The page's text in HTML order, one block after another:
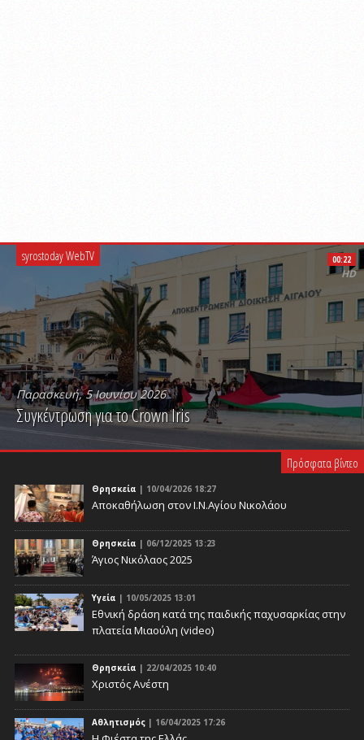
syrostoday WebTV
Παρασκευή, 5 Ιουνίου 2026
Συγκέντρωση για το Crown Iris
PLAY VIDEO
00:22
HD
Πρόσφατα βίντεο
Θρησκεία | 10/04/2026 18:27
Αποκαθήλωση στον Ι.Ν.Αγίου Νικολάου
Θρησκεία | 06/12/2025 13:23
Άγιος Νικόλαος 2025
Υγεία | 10/05/2025 13:01
Eθνική δράση κατά της παιδικής παχυσαρκίας στην
πλατεία Μιαούλη (video)
Θρησκεία | 22/04/2025 10:40
Χριστός Ανέστη
Αθλητισμός | 16/04/2025 17:26